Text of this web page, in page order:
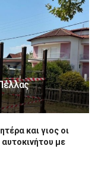
και γιος οι
με